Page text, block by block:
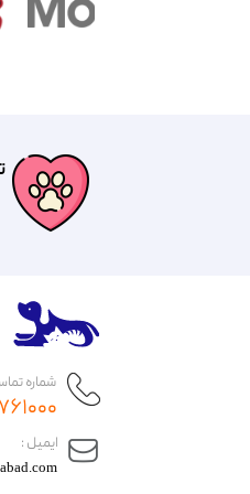
​ایمیل :
شماره
۰۲۱-